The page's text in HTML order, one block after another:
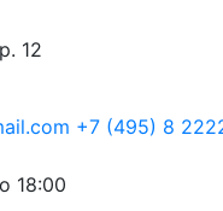
12
+7 (495) 8
18:00